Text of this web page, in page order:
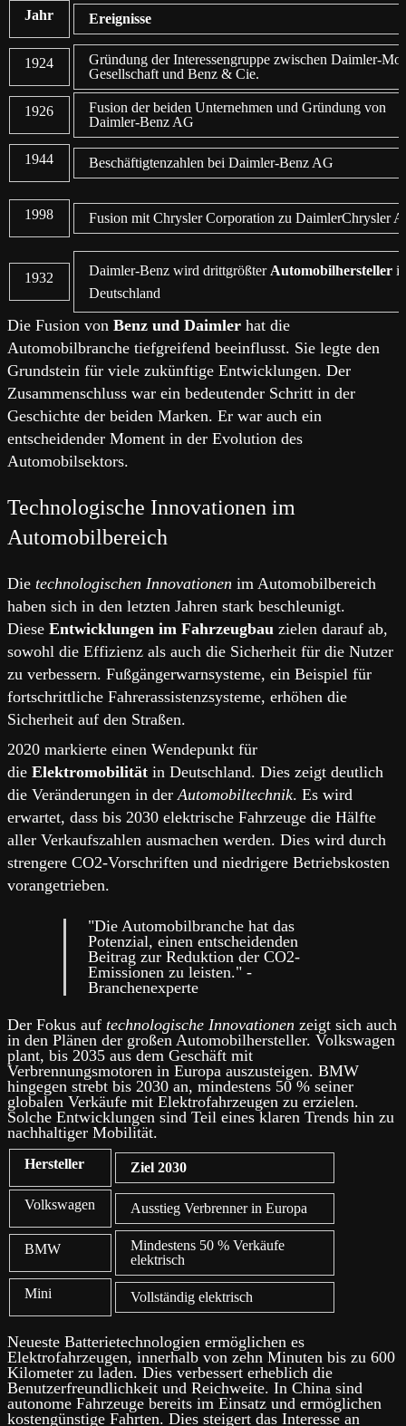
Jahr Ereignisse
1924
Gründung der Interessengruppe zwischen Daimler-
Gesellschaft und Benz & Cie.
1926
Fusion der beiden Unternehmen und Gründung von
Daimler-Benz AG
1944 Beschäftigtenzahlen bei Daimler-Benz AG
1998 Fusion mit Chrysler Corporation zu DaimlerChrysler
1932 Daimler-Benz wird drittgrößter Automobilhersteller
Deutschland
Die Fusion von Benz und Daimler hat die
Automobilbranche tiefgreifend beeinflusst. Sie legte den
Grundstein für viele zukünftige Entwicklungen. Der
Zusammenschluss war ein bedeutender Schritt in der
Geschichte der beiden Marken. Er war auch ein
entscheidender Moment in der Evolution des
Automobilsektors.
Technologische Innovationen im
Automobilbereich
Die technologischen Innovationen im Automobilbereich
haben sich in den letzten Jahren stark beschleunigt.
Diese Entwicklungen im Fahrzeugbau zielen darauf ab,
sowohl die Effizienz als auch die Sicherheit für die Nutzer
zu verbessern. Fußgängerwarnsysteme, ein Beispiel für
fortschrittliche Fahrerassistenzsysteme, erhöhen die
Sicherheit auf den Straßen.
2020 markierte einen Wendepunkt für
die Elektromobilität in Deutschland. Dies zeigt deutlich
die Veränderungen in der Automobiltechnik. Es wird
erwartet, dass bis 2030 elektrische Fahrzeuge die Hälfte
aller Verkaufszahlen ausmachen werden. Dies wird durch
strengere CO2-Vorschriften und niedrigere Betriebskosten
vorangetrieben.
"Die Automobilbranche hat das
Potenzial, einen entscheidenden
Beitrag zur Reduktion der CO2-
Emissionen zu leisten." -
Branchenexperte
Der Fokus auf technologische Innovationen zeigt sich auch
in den Plänen der großen Automobilhersteller. Volkswagen
plant, bis 2035 aus dem Geschäft mit
Verbrennungsmotoren in Europa auszusteigen. BMW
hingegen strebt bis 2030 an, mindestens 50 % seiner
globalen Verkäufe mit Elektrofahrzeugen zu erzielen.
Solche Entwicklungen sind Teil eines klaren Trends hin zu
nachhaltiger Mobilität.
Hersteller Ziel 2030
Volkswagen Ausstieg Verbrenner in Europa
BMW
Mindestens 50 % Verkäufe
elektrisch
Mini Vollständig elektrisch
Neueste Batterietechnologien ermöglichen es
Elektrofahrzeugen, innerhalb von zehn Minuten bis zu 600
Kilometer zu laden. Dies verbessert erheblich die
Benutzerfreundlichkeit und Reichweite. In China sind
autonome Fahrzeuge bereits im Einsatz und ermöglichen
kostengünstige Fahrten. Dies steigert das Interesse an